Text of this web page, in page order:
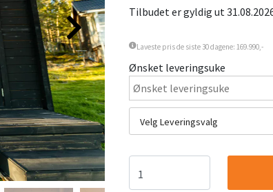
Tilbudet er gyldig ut
Laveste pris de siste 30 dagene: 169.990,-
Ønsket leveringsuke
Velg Leveringsvalg